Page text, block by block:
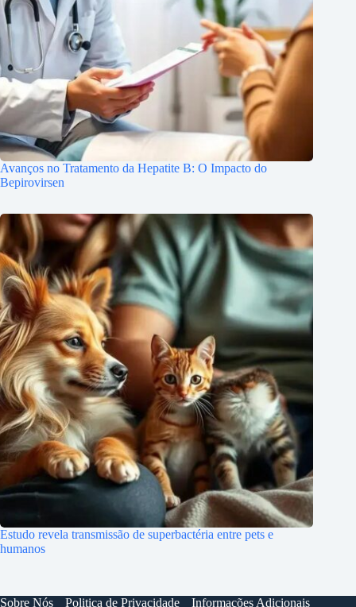
Avanços no Tratamento da Hepatite B: O Impacto do
Bepirovirsen
Estudo revela transmissão de superbactéria entre pets e
humanos
Sobre Nós Politica de Privacidade Informações Adicionais